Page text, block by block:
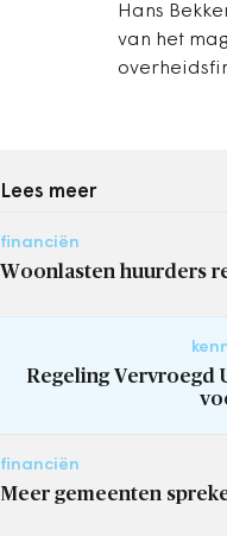
Hans
van het
Lees meer
financiën
Woonlasten huurders
Regeling Vervroegd
financiën
Meer gemeenten